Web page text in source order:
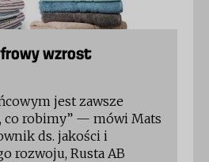
wzrost
jest zawsze
co robimy” — mówi Mats
ds. jakości i
rozwoju, Rusta AB